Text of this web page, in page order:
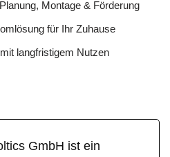
Montage & Förderung
für Ihr Zuhause
langfristigem Nutzen
GmbH ist ein